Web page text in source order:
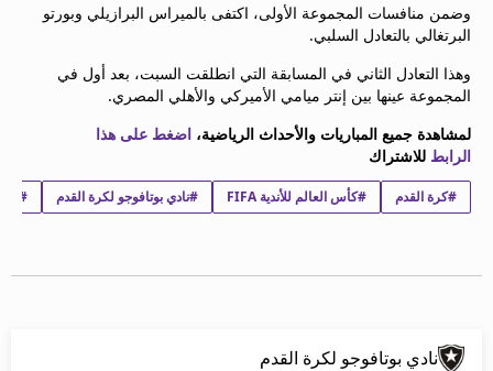
الإخبارية
اتصل بنا
beIN CONNECT
beIN MEDIA GROUP
الأسئلة الأكثر شيوعاً
دليل التلفاز
احصل على beIN
وضمن منافسات المجموعة الأولى، اكتفى بالميراس البرازيلي وبورتو
البرتغالي بالتعادل السلبي.
وهذا التعادل الثاني في المسابقة التي انطلقت السبت، بعد أول في
المجموعة عينها بين إنتر ميامي الأميركي والأهلي المصري.
لمشاهدة جميع المباريات والأحداث الرياضية، اضغط على هذا
الرابط للاشتراك
#كرة القدم #كأس العالم للأندية FIFA #نادي بوتافوجو لكرة القدم
نادي بوتافوجو لكرة القدم